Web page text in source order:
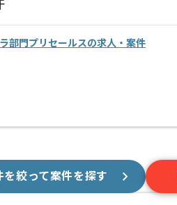
部門プリセールスの求人・案件
を絞って案件を探す